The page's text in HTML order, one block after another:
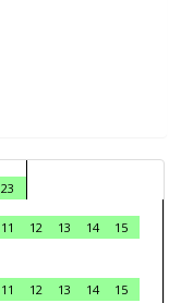
23
11 12 13 14
15
11 12 13 14
15